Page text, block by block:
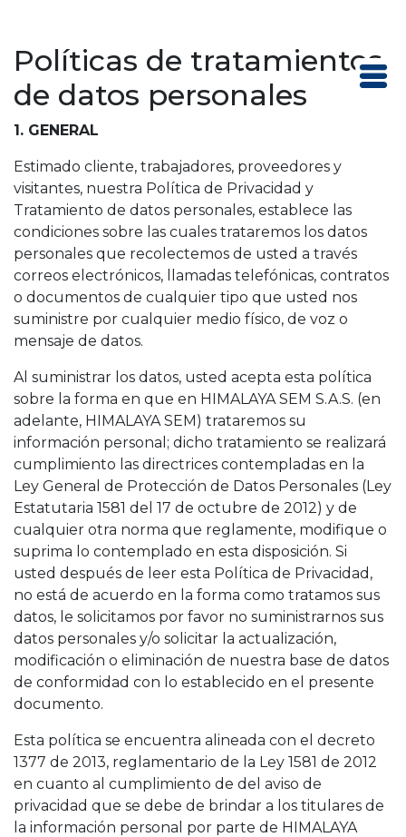
Políticas de tratamientos
de datos personales
1. GENERAL
Estimado cliente, trabajadores, proveedores y
visitantes, nuestra Política de Privacidad y
Tratamiento de datos personales, establece las
condiciones sobre las cuales trataremos los datos
personales que recolectemos de usted a través
correos electrónicos, llamadas telefónicas, contratos
o documentos de cualquier tipo que usted nos
suministre por cualquier medio físico, de voz o
mensaje de datos.
Al suministrar los datos, usted acepta esta política
sobre la forma en que en HIMALAYA SEM S.A.S. (en
adelante, HIMALAYA SEM) trataremos su
información personal; dicho tratamiento se realizará
cumplimiento las directrices contempladas en la
Ley General de Protección de Datos Personales (Ley
Estatutaria 1581 del 17 de octubre de 2012) y de
cualquier otra norma que reglamente, modifique o
suprima lo contemplado en esta disposición. Si
usted después de leer esta Política de Privacidad,
no está de acuerdo en la forma como tratamos sus
datos, le solicitamos por favor no suministrarnos sus
datos personales y/o solicitar la actualización,
modificación o eliminación de nuestra base de datos
de conformidad con lo establecido en el presente
documento.
Esta política se encuentra alineada con el decreto
1377 de 2013, reglamentario de la Ley 1581 de 2012
en cuanto al cumplimiento de del aviso de
privacidad que se debe de brindar a los titulares de
la información personal por parte de HIMALAYA